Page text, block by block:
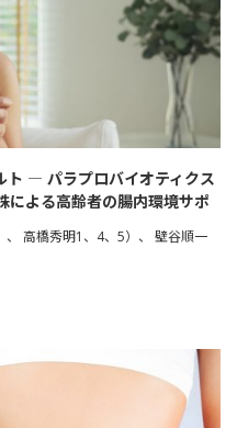
ト ― パラプロバイオティクス
よる高齢者の腸内環境サポ
高橋秀明1、4、5）、 壁谷順一